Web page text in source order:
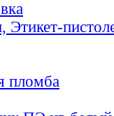
Этикет-
пломба